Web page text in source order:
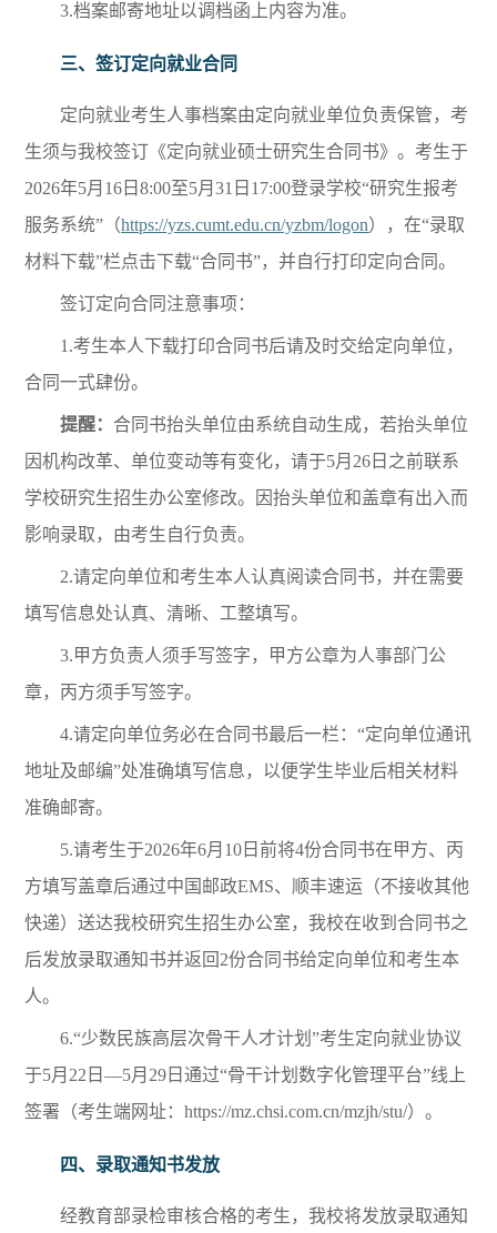
3.档案邮寄地址以调档函上内容为准。
三、签订定向就业合同
定向就业考生人事档案由定向就业单位负责保管，考
生须与我校签订《定向就业硕士研究生合同书》。考生于
2026年5月16日8:00至5月31日17:00登录学校“研究生报考
服务系统”（https://yzs.cumt.edu.cn/yzbm/logon），在“录取
材料下载”栏点击下载“合同书”，并自行打印定向合同。
签订定向合同注意事项：
1.考生本人下载打印合同书后请及时交给定向单位，
合同一式肆份。
提醒： 合同书抬头单位由系统自动生成，若抬头单位
因机构改革、单位变动等有变化，请于5月26日之前联系
学校研究生招生办公室修改。因抬头单位和盖章有出入而
影响录取，由考生自行负责。
2.请定向单位和考生本人认真阅读合同书，并在需要
填写信息处认真、清晰、工整填写。
3.甲方负责人须手写签字，甲方公章为人事部门公
章，丙方须手写签字。
4.请定向单位务必在合同书最后一栏：“定向单位通讯
地址及邮编”处准确填写信息，以便学生毕业后相关材料
准确邮寄。
5.请考生于2026年6月10日前将4份合同书在甲方、丙
方填写盖章后通过中国邮政EMS、顺丰速运（不接收其他
快递）送达我校研究生招生办公室，我校在收到合同书之
后发放录取通知书并返回2份合同书给定向单位和考生本
人。
6.“少数民族高层次骨干人才计划”考生定向就业协议
于5月22日—5月29日通过“骨干计划数字化管理平台”线上
签署（考生端网址：https://mz.chsi.com.cn/mzjh/stu/）。
四、 录取通知书发放
经教育部录检审核合格的考生，我校将发放录取通知